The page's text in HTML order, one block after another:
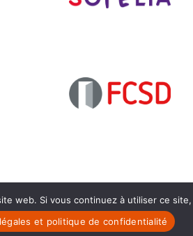
web. Si vous continuez à utiliser ce
et politique de confidentialité